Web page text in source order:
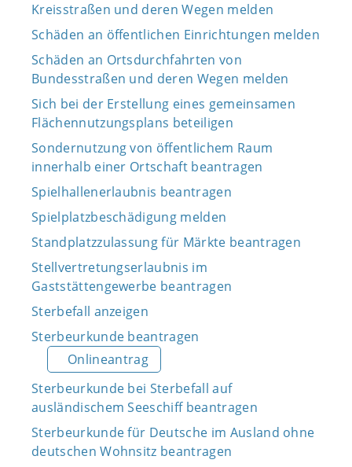
Kreisstraßen und deren Wegen melden
Schäden an öffentlichen Einrichtungen melden
Schäden an Ortsdurchfahrten von
Bundesstraßen und deren Wegen melden
Sich bei der Erstellung eines gemeinsamen
Flächennutzungsplans beteiligen
Sondernutzung von öffentlichem Raum
innerhalb einer Ortschaft beantragen
Spielhallenerlaubnis beantragen
Spielplatzbeschädigung melden
Standplatzzulassung für Märkte beantragen
Stellvertretungserlaubnis im
Gaststättengewerbe beantragen
Sterbefall anzeigen
Sterbeurkunde beantragen
Onlineantrag
Sterbeurkunde bei Sterbefall auf
ausländischem Seeschiff beantragen
Sterbeurkunde für Deutsche im Ausland ohne
deutschen Wohnsitz beantragen